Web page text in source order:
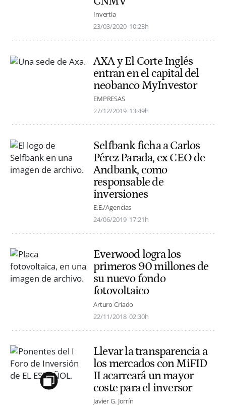
Invertia
23/03/2020 10:23h
AXA y El Corte Inglés
entran en el capital del
neobanco MyInvestor
EMPRESAS
27/12/2019 13:49h
Selfbank ficha a Carlos
Pérez Parada, ex CEO de
Andbank, como
responsable de
inversiones
E.E./Agencias
24/06/2019 17:21h
Everwood logra los
primeros 90 millones de
su nuevo fondo
fotovoltaico
Arturo Criado
22/11/2018 02:30h
Llevar la transparencia a
los mercados con MiFID
II acarreará un mayor
coste para el inversor
Javier G. Jorrín